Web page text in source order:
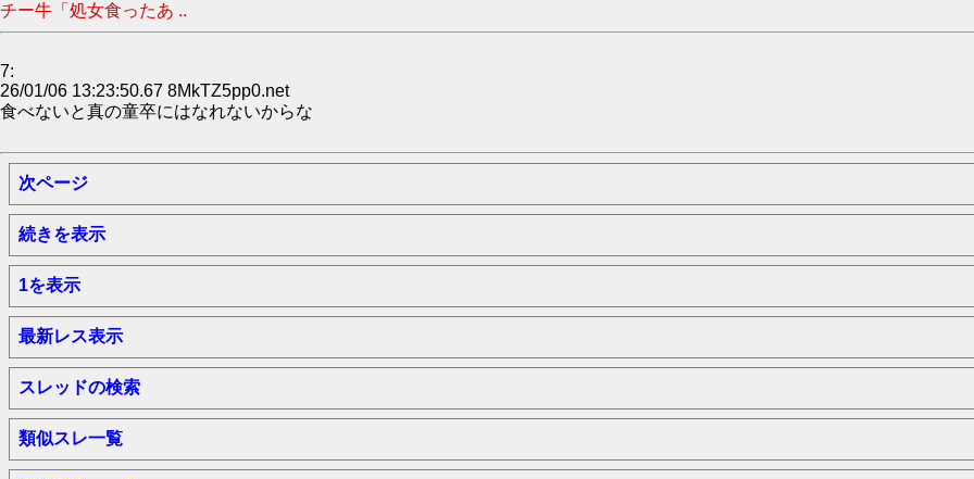
チー牛「処女食ったあ ..
7:
26/01/06 13:23:50.67 8MkTZ5pp0.net
食べないと真の童卒にはなれないからな
次ページ
続きを表示
1を表示
最新レス表示
スレッドの検索
類似スレ一覧